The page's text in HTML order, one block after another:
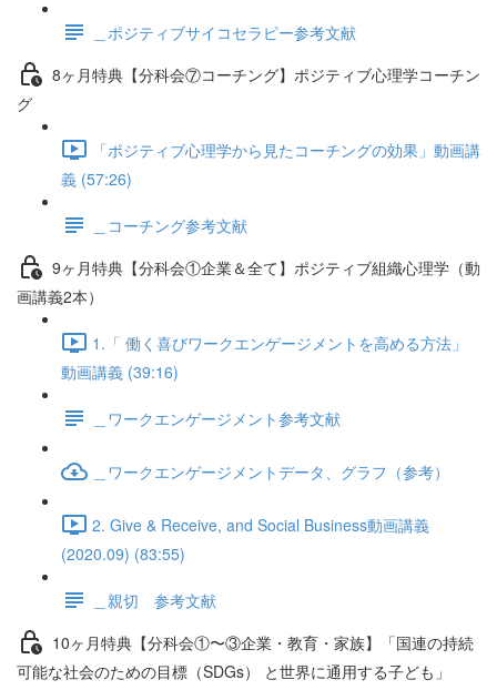
＿ポジティブサイコセラピー参考文献
8ヶ月特典【分科会⑦コーチング】ポジティブ心理学コーチン
グ
「ポジティブ心理学から見たコーチングの効果」動画講
義 (57:26)
＿コーチング参考文献
9ヶ月特典【分科会①企業＆全て】ポジティブ組織心理学（動
画講義2本）
1.「 働く喜びワークエンゲージメントを高める方法」
動画講義 (39:16)
＿ワークエンゲージメント参考文献
＿ワークエンゲージメントデータ、グラフ（参考）
2. Give & Receive, and Social Business動画講義
(2020.09) (83:55)
＿親切 参考文献
10ヶ月特典【分科会①〜③企業・教育・家族】「国連の持続
可能な社会のための目標（SDGs） と世界に通用する子ども」